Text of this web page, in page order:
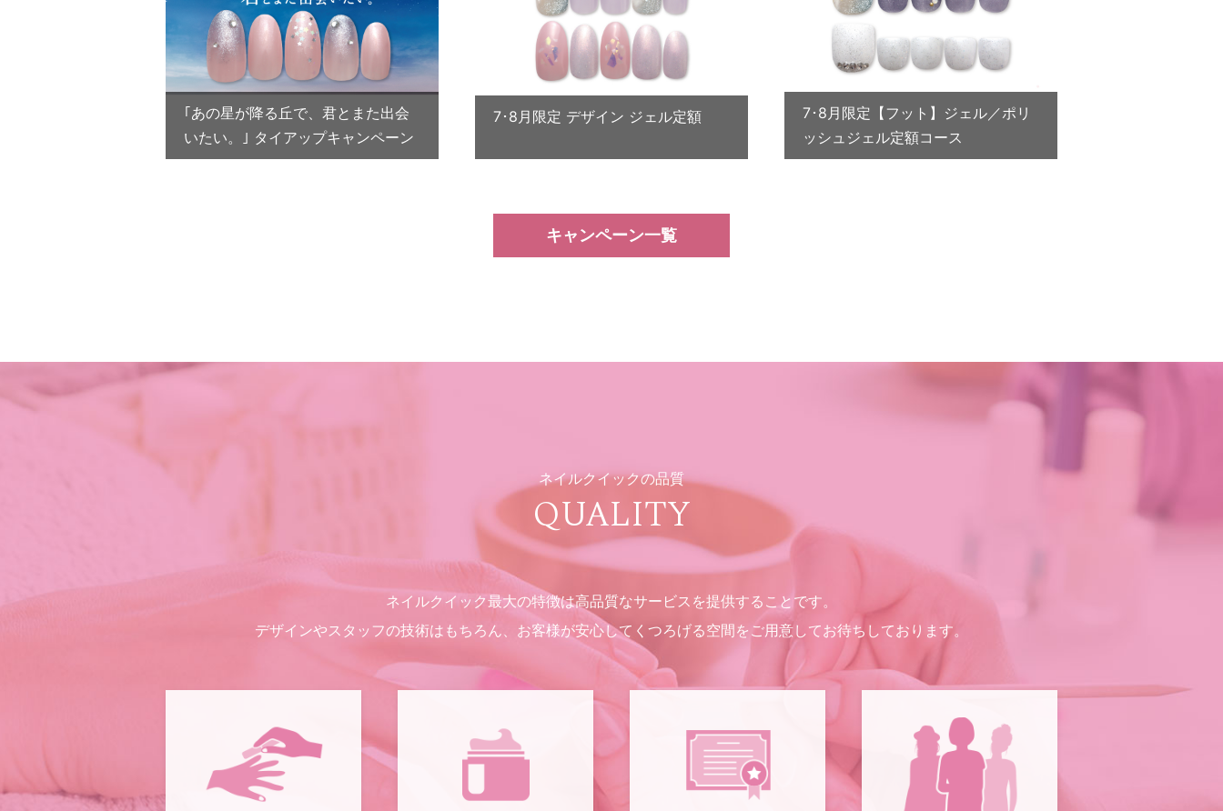
｢あの星が降る丘で、君とまた出会
いたい。｣ タイアップキャンペーン
7･8月限定 デザイン ジェル定額
7･8月限定【フット】ジェル／ポリ
ッシュジェル定額コース
キャンペーン一覧
ネイルクイックの品質
QUALITY
ネイルクイック最大の特徴は高品質なサービスを提供することです。
デザインやスタッフの技術はもちろん、お客様が安心してくつろげる空間をご用意してお待ちしております。